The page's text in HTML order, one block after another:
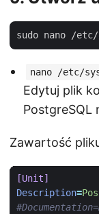
nano /etc/
Edytuj plik
PostgreSQL
Zawartość
[Unit]
Description=